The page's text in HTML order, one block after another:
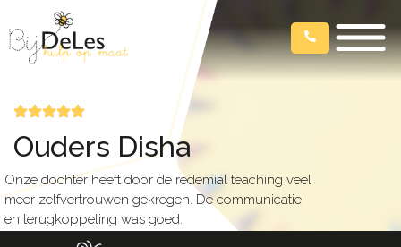
Ouders Disha
Onze dochter heeft door de redemial teaching veel
meer zelfvertrouwen gekregen. De communicatie
en terugkoppeling was goed.